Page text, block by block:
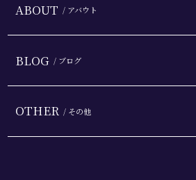
ABOUT / アバウト
BLOG / ブログ
OTHER / その他